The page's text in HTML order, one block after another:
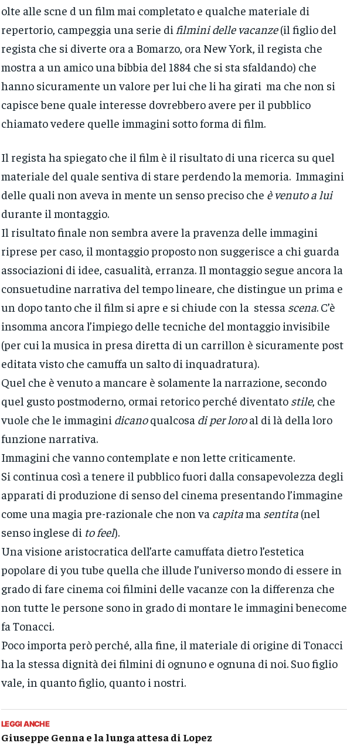
olte alle scne d un film mai completato e qualche materiale di
repertorio, campeggia una serie di filmini delle vacanze(il figlio del
regista che si diverte ora a Bomarzo, ora New York, il regista che
mostra a un amico una bibbia del 1884 che si sta sfaldando) che
hanno sicuramente un valore per lui che li ha girati ma che non si
capisce bene quale interesse dovrebbero avere per il pubblico
chiamato vedere quelle immagini sotto forma di film.
Il regista ha spiegato che il film è il risultato di una ricerca su quel
materiale del quale sentiva di stare perdendo la memoria. Immagini
delle quali non aveva in mente un senso preciso che è venuto a lui
durante il montaggio.
Il risultato finale non sembra avere la pravenza delle immagini
riprese per caso, il montaggio proposto non suggerisce a chi guarda
associazioni di idee, casualità, erranza. Il montaggio segue ancora la
consuetudine narrativa del tempo lineare, che distingue un prima e
un dopo tanto che il film si apre e si chiude con la stessa scena. C’è
insomma ancora l’impiego delle tecniche del montaggio invisibile
(per cui la musica in presa diretta di un carrillon è sicuramente post
editata visto che camuffa un salto di inquadratura).
Quel che è venuto a mancare è solamente la narrazione, secondo
quel gusto postmoderno, ormai retorico perché diventato stile, che
vuole che le immagini dicanoqualcosa di per loroal di là della loro
funzione narrativa.
Immagini che vanno contemplate e non lette criticamente.
Si continua così a tenere il pubblico fuori dalla consapevolezza degli
apparati di produzione di senso del cinema presentando l’immagine
come una magia pre-razionale che non va capitama sentita(nel
senso inglese di to feel).
Una visione aristocratica dell’arte camuffata dietro l’estetica
popolare di you tube quella che illude l’universo mondo di essere in
grado di fare cinema coi filmini delle vacanze con la differenza che
non tutte le persone sono in grado di montare le immagini benecome
fa Tonacci.
Poco importa però perché, alla fine, il materiale di origine di Tonacci
ha la stessa dignità dei filmini di ognuno e ognuna di noi. Suo figlio
vale, in quanto figlio, quanto i nostri.
LEGGI ANCHE
Giuseppe Genna e la lunga attesa di Lopez